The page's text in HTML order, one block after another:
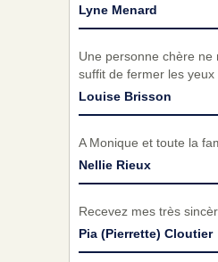
Lyne Menard
Une personne chère
suffit de fermer les
Louise Brisson
A Monique et toute la
Nellie Rieux
Recevez mes très
Pia (Pierrette) Cloutier